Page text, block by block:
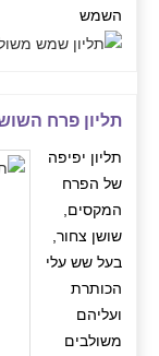
השמש
תליון פרח
תליון יפיפה
של הפרח
המקסים,
שושן צחור,
בעל שש עלי
הכותרת
ועליהם
משולבים